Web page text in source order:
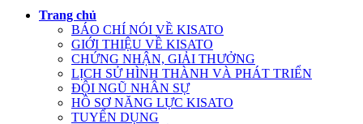
Trang chủ
BÁO CHÍ NÓI VỀ KISATO
GIỚI THIỆU VỀ KISATO
CHỨNG NHẬN, GIẢI THƯỞNG
LỊCH SỬ HÌNH THÀNH VÀ PHÁT TRIỂN
ĐỘI NGŨ NHÂN SỰ
HỒ SƠ NĂNG LỰC KISATO
TUYỂN DỤNG